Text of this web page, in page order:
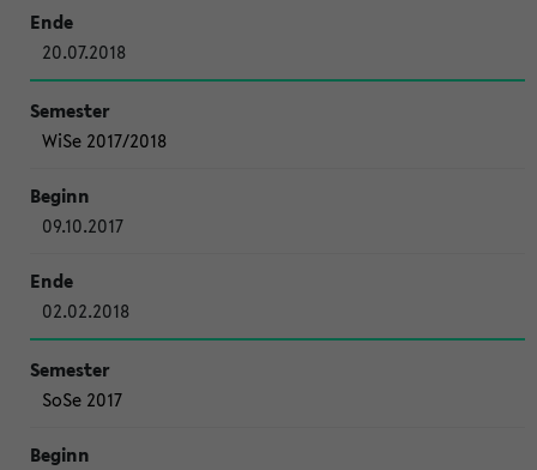
20.07.2018
WiSe 2017/2018
09.10.2017
02.02.2018
SoSe 2017